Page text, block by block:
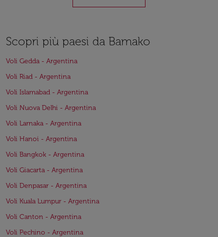
Scopri più paesi da Bamako
Voli Gedda - Argentina
Voli Riad - Argentina
Voli Islamabad - Argentina
Voli Nuova Delhi - Argentina
Voli Larnaka - Argentina
Voli Hanoi - Argentina
Voli Bangkok - Argentina
Voli Giacarta - Argentina
Voli Denpasar - Argentina
Voli Kuala Lumpur - Argentina
Voli Canton - Argentina
Voli Pechino - Argentina